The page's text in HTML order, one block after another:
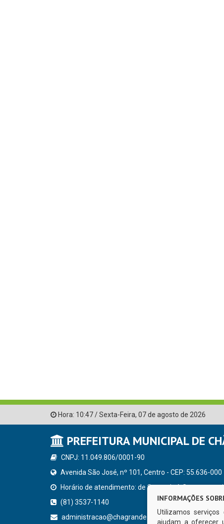
Hora: 10:47/Sexta-Feira, 07 de agosto de 2026
PREFEITURA MUNICIPAL DE
CNPJ: 11.049.806/0001-90
Avenida São José, nº 101, Centro - CEP: 55.636-000
Horário de atendimento: de Segunda à Sexta, a
(81) 3537-1140
administracao@chagrande.pe.gov.br
INFORMAÇÕES
Utilizamos
ajudam a oferecer